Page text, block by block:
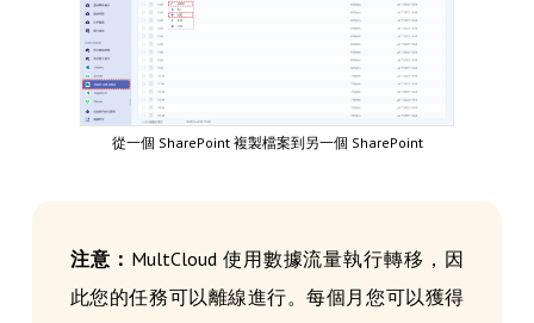
從一個 SharePoint 複製檔案到另一個 SharePoint
注意： MultCloud 使用數據流量執行轉移，因
此您的任務可以離線進行。每個月您可以獲得